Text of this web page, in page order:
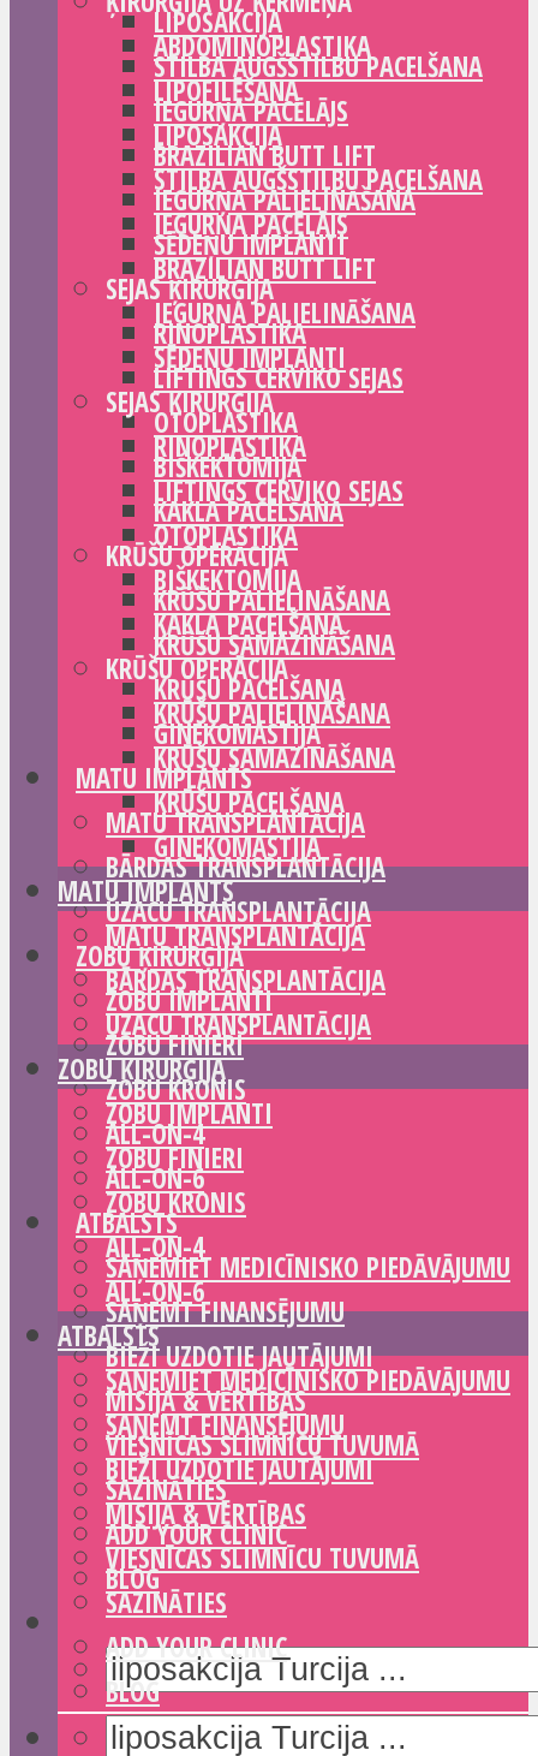
LIPOSAKCIJA
STILBA AUGŠSTILBU PACELŠANA
IEGURŅA PACĒLĀJS
BRAZILIAN BUTT LIFT
IEGURŅA PALIELINĀŠANA
SĒDEŅU IMPLANTI
SEJAS ĶIRURĢIJA
RINOPLASTIKA
LIFTINGS CERVIKO SEJAS
OTOPLASTIKA
BIŠKEKTOMIJA
KAKLA PACELŠANA
KRŪŠU OPERĀCIJA
KRŪŠU PALIELINĀŠANA
KRŪŠU SAMAZINĀŠANA
KRŪŠU PACELŠANA
GINEKOMASTIJA
MATU IMPLANTS
MATU TRANSPLANTĀCIJA
BĀRDAS TRANSPLANTĀCIJA
UZACU TRANSPLANTĀCIJA
ZOBU ĶIRURĢIJA
ZOBU IMPLANTI
ZOBU FINIERI
ZOBU KRONIS
ALL-ON-4
ALL-ON-6
ATBALSTS
SAŅEMIET MEDICĪNISKO PIEDĀVĀJUMU
SAŅEMT FINANSĒJUMU
BIEŽI UZDOTIE JAUTĀJUMI
MISIJA & VĒRTĪBAS
VIESNĪCAS SLIMNĪCU TUVUMĀ
SAZINĀTIES
ADD YOUR CLINIC
BLOG
ABDOMINOPLASTIKA
LIPOFILĒŠANA
LIPOSAKCIJA
STILBA AUGŠSTILBU PACELŠANA
IEGURŅA PACĒLĀJS
BRAZILIAN BUTT LIFT
IEGURŅA PALIELINĀŠANA
SĒDEŅU IMPLANTI
SEJAS ĶIRURĢIJA
RINOPLASTIKA
LIFTINGS CERVIKO SEJAS
OTOPLASTIKA
BIŠKEKTOMIJA
KAKLA PACELŠANA
KRŪŠU OPERĀCIJA
KRŪŠU PALIELINĀŠANA
KRŪŠU SAMAZINĀŠANA
KRŪŠU PACELŠANA
GINEKOMASTIJA
MATU IMPLANTS
MATU TRANSPLANTĀCIJA
BĀRDAS TRANSPLANTĀCIJA
UZACU TRANSPLANTĀCIJA
ZOBU ĶIRURĢIJA
ZOBU IMPLANTI
ZOBU FINIERI
ZOBU KRONIS
ALL-ON-4
ALL-ON-6
ATBALSTS
SAŅEMIET MEDICĪNISKO PIEDĀVĀJUMU
SAŅEMT FINANSĒJUMU
BIEŽI UZDOTIE JAUTĀJUMI
MISIJA & VĒRTĪBAS
VIESNĪCAS SLIMNĪCU TUVUMĀ
SAZINĀTIES
ADD YOUR CLINIC
BLOG